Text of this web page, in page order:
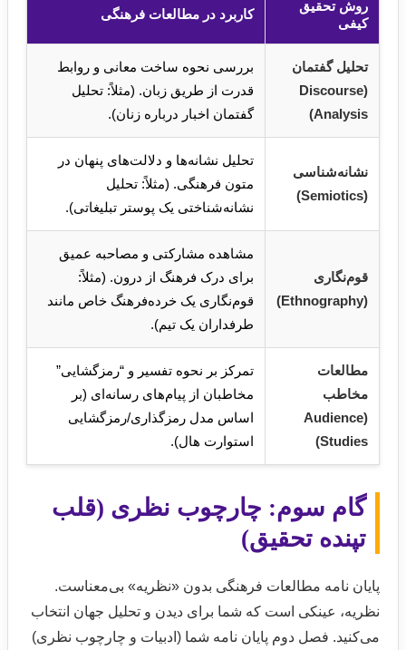
روش تحقیق
کیفی
کاربرد در مطالعات فرهنگی
تحلیل گفتمان
(Discourse
Analysis)
بررسی نحوه ساخت معانی و روابط
قدرت از طریق زبان. (مثلاً: تحلیل
گفتمان اخبار درباره زنان).
نشانه‌شناسی
(Semiotics)
تحلیل نشانه‌ها و دلالت‌های پنهان در
متون فرهنگی. (مثلاً: تحلیل
نشانه‌شناختی یک پوستر تبلیغاتی).
قوم‌نگاری
(Ethnography)
مشاهده مشارکتی و مصاحبه عمیق
برای درک فرهنگ از درون. (مثلاً:
قوم‌نگاری یک خرده‌فرهنگ خاص مانند
طرفداران یک تیم).
مطالعات
مخاطب
(Audience
Studies)
تمرکز بر نحوه تفسیر و “رمزگشایی”
مخاطبان از پیام‌های رسانه‌ای (بر
اساس مدل رمزگذاری/رمزگشایی
استوارت هال).
گام سوم: چارچوب نظری (قلب
تپنده تحقیق)
پایان نامه مطالعات فرهنگی بدون «نظریه» بی‌معناست.
نظریه، عینکی است که شما برای دیدن و تحلیل جهان انتخاب
می‌کنید. فصل دوم پایان نامه شما (ادبیات و چارچوب نظری)